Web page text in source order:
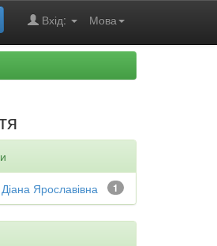
Мова
Вхід:
1
Ярославівна